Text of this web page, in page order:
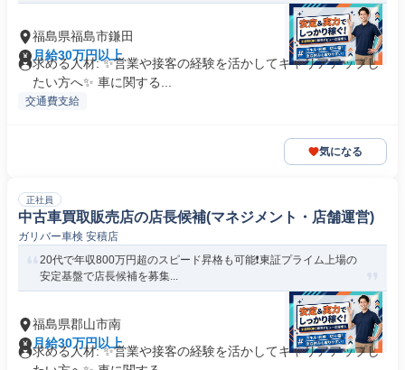
福島県福島市鎌田
月給30万円以上
求める人材: ✨️営業や接客の経験を活かしてキャリアアップし
たい方へ✨️ 車に関する...
交通費支給
気になる
正社員
中古車買取販売店の店長候補(マネジメント・店舗運営)
ガリバー車検 安積店
20代で年収800万円超のスピード昇格も可能❗️東証プライム上場の
安定基盤で店長候補を募集...
福島県郡山市南
月給30万円以上
求める人材: ✨️営業や接客の経験を活かしてキャリアアップし